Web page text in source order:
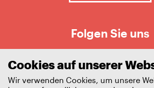
Folgen Sie uns
Cookies auf unserer
Wir verwenden Cookies, um unsere